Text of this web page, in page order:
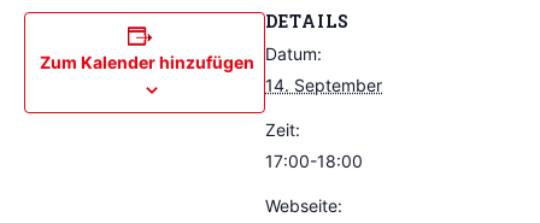
Zum Kalender hinzufügen
DETAILS
Datum:
14. September
Zeit:
17:00-18:00
Webseite: